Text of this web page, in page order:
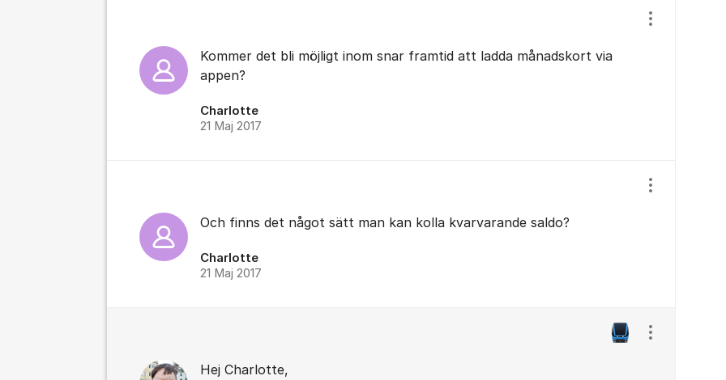
Kommer det bli möjligt inom snar framtid att ladda månadskort via
appen?
Charlotte
21 Maj 2017
Visa/dölj
Och finns det något sätt man kan kolla kvarvarande saldo?
Charlotte
21 Maj 2017
Visa/dölj
Hej Charlotte,
Visa/dölj